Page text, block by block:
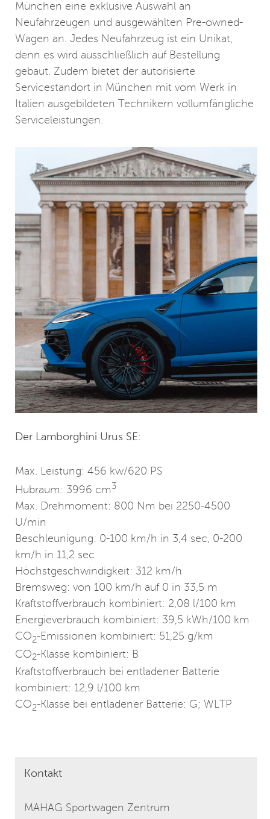
München eine exklusive Auswahl an
Neufahrzeugen und ausgewählten Pre-owned-
Wagen an. Jedes Neufahrzeug ist ein Unikat,
denn es wird ausschließlich auf Bestellung
gebaut. Zudem bietet der autorisierte
Servicestandort in München mit vom Werk in
Italien ausgebildeten Technikern vollumfängliche
Serviceleistungen.
Der Lamborghini Urus SE:
Max. Leistung: 456 kw/620 PS
Hubraum: 3996 cm 3
Max. Drehmoment: 800 Nm bei 2250-4500
U/min
Beschleunigung: 0-100 km/h in 3,4 sec, 0-200
km/h in 11,2 sec
Höchstgeschwindigkeit: 312 km/h
Bremsweg: von 100 km/h auf 0 in 33,5 m
Kraftstoffverbrauch kombiniert: 2,08 l/100 km
Energieverbrauch kombiniert: 39,5 kWh/100 km
CO2-Emissionen kombiniert: 51,25 g/km
CO2-Klasse kombiniert: B
Kraftstoffverbrauch bei entladener Batterie
kombiniert: 12,9 l/100 km
CO2-Klasse bei entladener Batterie: G; WLTP
Kontakt
MAHAG Sportwagen Zentrum